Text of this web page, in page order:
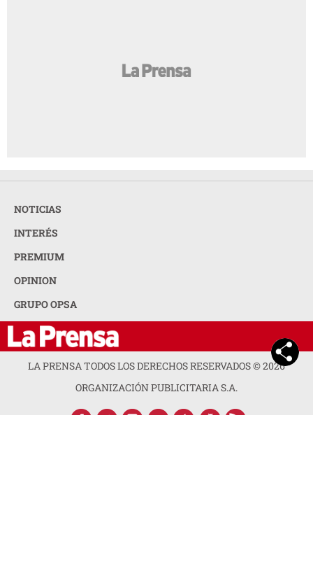
NOTICIAS
INTERÉS
PREMIUM
OPINION
GRUPO OPSA
LA PRENSA TODOS LOS DERECHOS RESERVADOS ©2026
ORGANIZACIÓN PUBLICITARIA S.A.